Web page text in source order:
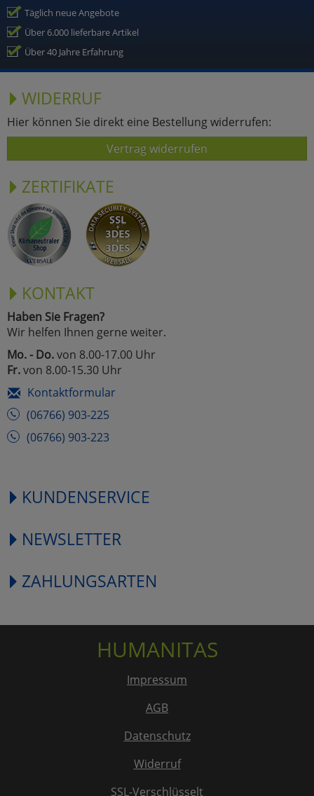
Täglich neue Angebote
Über 6.000 lieferbare Artikel
Über 40 Jahre Erfahrung
WIDERRUF
Hier können Sie direkt eine Bestellung widerrufen:
Vertrag widerrufen
ZERTIFIKATE
KONTAKT
Haben Sie Fragen?
Wir helfen Ihnen gerne weiter.
Mo. - Do.von 8.00-17.00 Uhr
Fr.von 8.00-15.30 Uhr
Kontaktformular
(06766) 903-225
(06766) 903-223
KUNDENSERVICE
NEWSLETTER
ZAHLUNGSARTEN
HUMANITAS
Impressum
AGB
Datenschutz
Widerruf
SSL-Verschlüsselt